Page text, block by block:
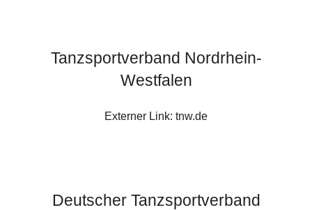
Tanzsportverband Nordrhein-
Westfalen
Externer Link: tnw.de
Deutscher Tanzsportverband